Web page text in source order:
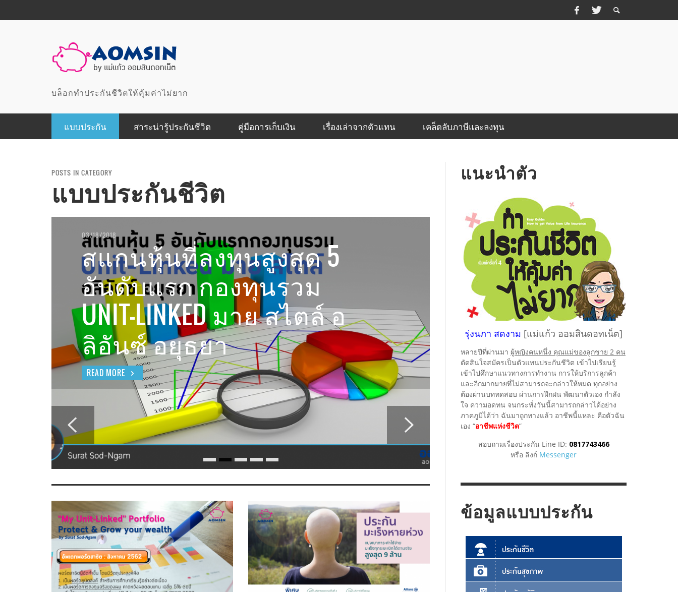
บล็อกทำประกันชีวิตให้คุ้มค่าไม่ยาก
แบบประกัน
แบบประกันเพื่อการออมและลดหย่อนภาษี
แบบประกันเพื่อคุ้มครอง
แบบประกันบำนาญและลดหย่อนภาษี
แบบประกันเพื่อการลงทุน
อัพเดทสถานะพอร์ตสาธิตยูนิต
ลิงค์ (MY UNIT-LINKED) เดือน
ส.ค.62
SURAT SOD-NGAM,09/04/2019
สแกนหุ้นที่ลงทุนสูงสุด 5 อันดับ
แรก กองทุนรวม UNIT-LINKED
มาย สไตล์ อลิอันซ์ อยุธยา
SURAT SOD-NGAM, 03/18/2018
สาระน่ารู้ประกันชีวิต
โรคที่ว่าร้ายแล้ว.. แต่ค่าใช้จ่ายยิ่งร้ายแรง
,08/19/2019
ประกันภัยรถยนต์ชั้น 2+ ควรทำมั้ย คุ้มครอง
อะไรบ้าง
AOMSIN 10/29/2018
รวมลิ้งค์ดาวน์โหลดในหลวงรัชกาลที่ 9
แหล่งความทรงจำอันล้ำค่า ที่ควรค่าแก่การ
เก็บรักษา
10/25/2016
คู่มือการเก็บเงิน
คำนวณเบี้ยประกันง่ายๆ เลือกแพ็กเกจตาม
สไตล์คุณ
,02/06/2017
เทคนิควางแผนการเงินรับปีใหม่ สบายใจ ไร้
หนี้
AOMSIN 01/31/2017
แข่งกันเก็บเงินกับเพื่อนร่วมงาน สนุกแถม
07/19/2016
เรื่องเล่าจากตัวแทน
เลือกเป็นพาร์ทเนอร์ หรือเป็นลูกค้า กับคนที่
คุณเชื่อถือได้
,11/10/2015
เหตุผลที่ลูกค้าควรให้ตัวแทนพบ เป็นเรื่องที่
คุณไม่เคยรู้มาก่อน
แม่แก้ว ออมสินดอทเน็ต
แม่บอกว่า “หาเงินแสนหาได้ประเดี๋ยวเดียว
แต่เก็บเงินแสนนี่สิ มันนานนะ”
แม่แก้ว ออมสินดอทเน็ต,04/08/2015
เคล็ดลับภาษีและลงทุน
อัพเดทสถานะพอร์ตสาธิตยูนิตลิงค์ (MY UNIT-
LINKED) เดือน พ.ย.62
SURAT SOD-NGAM,12/05/2019
อัพเดทสถานะพอร์ตสาธิตยูนิตลิงค์ (MY UNIT-
LINKED) เดือน ต.ค.62
SURAT SOD-NGAM 11/04/2019
อัพเดทสถานะพอร์ตสาธิตยูนิตลิงค์ (MY UNIT-
LINKED) เดือน ก.ย.62
SURAT SOD-NGAM 10/04/2019
POSTS IN CATEGORY
แบบประกันชีวิต
03/18/2018
สแกนหุ้นที่ลงทุนสูงสุด 5
อันดับแรก กองทุนรวม
UNIT-LINKED มาย สไตล์ อ
ลิอันซ์ อยุธยา
READ MORE
07/10/2017
ประกันชีวิตมาย บำนาญ
ไฟว์ A90/5 บำนาญแบบ
ลดหย่อนได้ (มีเงินปันผล)
READ MORE
แนะนำตัว
รุ่งนภา สดงาม [แม่แก้ว ออมสินดอทเน็ต]
หลายปีที่ผ่านมา ผู้หญิงคนหนึ่ง คุณแม่ของลูกชาย 2 คน
ตัดสินใจสมัครเป็นตัวแทนประกันชีวิต เข้าไปเรียนรู้
เข้าไปศึกษาแนวทางการทำงาน การให้บริการลูกค้า
และอีกมากมายที่ไม่สามารถจะกล่าวให้หมด ทุกอย่าง
ต้องผ่านบททดสอบ ผ่านการฝึกฝน พัฒนาตัวเอง กำลัง
ใจ ความอดทน จนกระทั่งวันนี้สามารถกล่าวได้อย่าง
ภาคภูมิได้ว่า ฉันมาถูกทางแล้ว อาชีพนี้แหละ คือตัวฉัน
เอง “อาชีพแห่งชีวิต”
สอบถามเรื่องประกัน Line ID: 0817743466
หรือ ลิงก์ Messenger
ข้อมูลแบบประกัน